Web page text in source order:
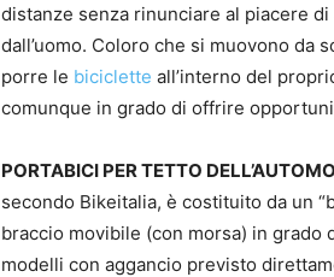
distanze senza rinunciare al piacere
dall’uomo. Coloro che si muovono da
porre le biciclette all’interno del
comunque in grado di offrire
PORTABICI PER TETTO
secondo Bikeitalia, è costituito da un
braccio movibile (con morsa) in
modelli con aggancio previsto